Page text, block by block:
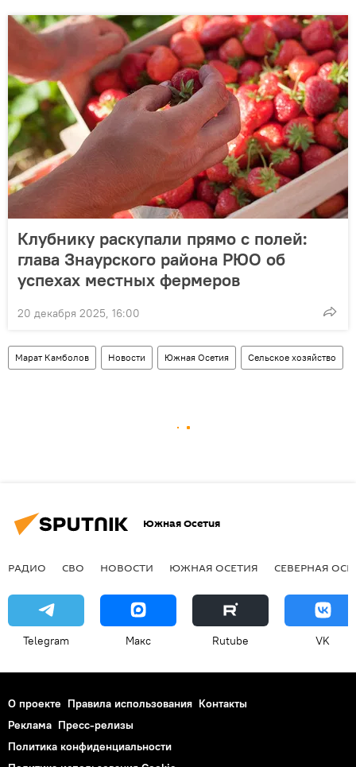
Клубнику раскупали прямо с полей:
глава Знаурского района РЮО об
успехах местных фермеров
20 декабря 2025, 16:00
Марат Камболов Новости Южная Осетия Сельское хозяйство
Южная Осетия
РАДИО СВО НОВОСТИ ЮЖНАЯ ОСЕТИЯ СЕВЕРНАЯ
Telegram Макс Rutube VK
О проекте Правила использования Контакты
Реклама Пресс-релизы
Политика конфиденциальности